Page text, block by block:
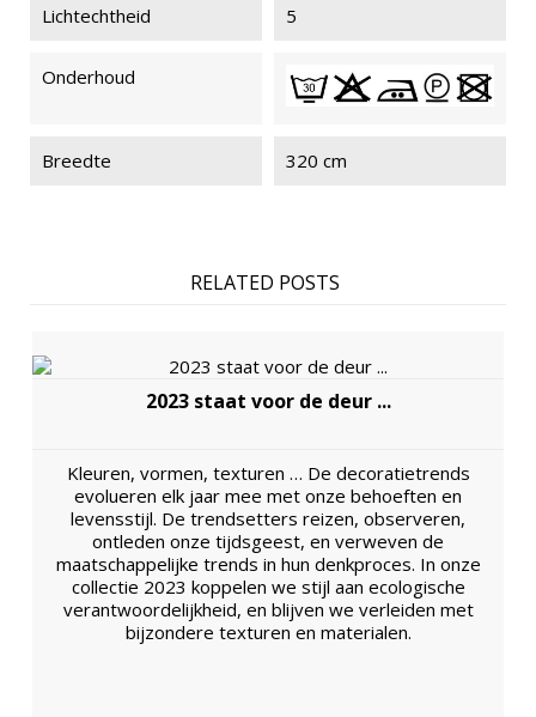
Lichtechtheid 5
Onderhoud
Breedte 320 cm
RELATED POSTS
2023 staat voor de deur ...
Kleuren, vormen, texturen … De decoratietrends
evolueren elk jaar mee met onze behoeften en
levensstijl. De trendsetters reizen, observeren,
ontleden onze tijdsgeest, en verweven de
maatschappelijke trends in hun denkproces. In onze
collectie 2023 koppelen we stijl aan ecologische
verantwoordelijkheid, en blijven we verleiden met
bijzondere texturen en materialen.